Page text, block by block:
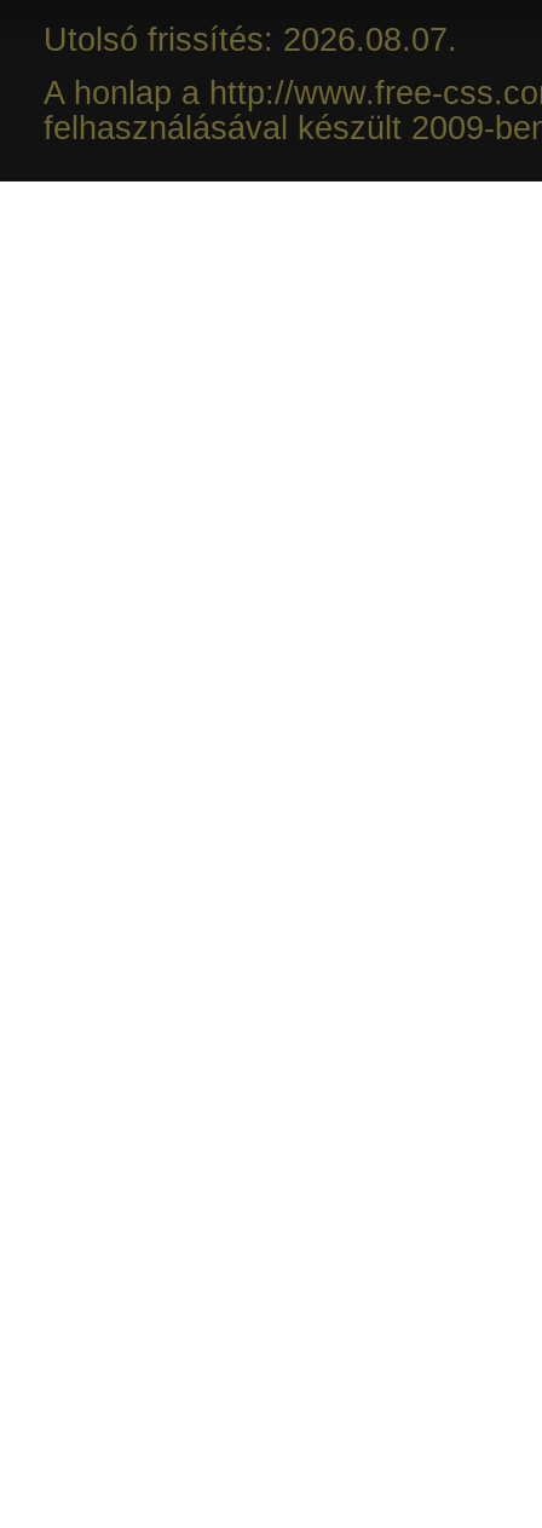
Utolsó frissítés: 2026.08.07.
A honlap a http://www.free-
felhasználásával készült 2009-